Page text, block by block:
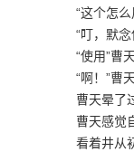
“这个怎
“叮，默
“使用”曹
“啊！”曹
曹天晕了
曹天感觉
看着井从